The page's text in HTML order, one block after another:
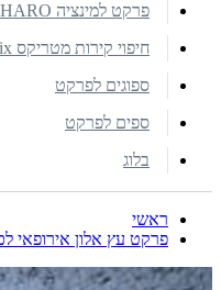
פרקט למינציה HARO
חיפוי קירות מטריקס Matrix
ספוגים לפרקט
ספים לפרקט
בלוג
ראשי
פרקט עץ אלון אירופאי לכה